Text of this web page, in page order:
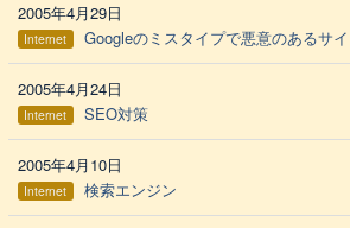
2005年4月29日
Internet Googleのミスタイプで悪意のあるサ
2005年4月24日
Internet SEO対策
2005年4月10日
Internet 検索エンジン